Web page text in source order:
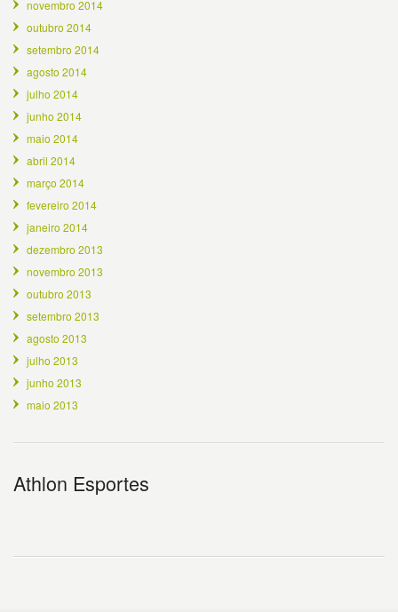
novembro 2014
outubro 2014
setembro 2014
agosto 2014
julho 2014
junho 2014
maio 2014
abril 2014
março 2014
fevereiro 2014
janeiro 2014
dezembro 2013
novembro 2013
outubro 2013
setembro 2013
agosto 2013
julho 2013
junho 2013
maio 2013
Athlon Esportes